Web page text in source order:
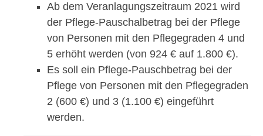
Ab dem Veranlagungszeitraum 2021 wird
der Pflege-Pauschalbetrag bei der Pflege
von Personen mit den Pflegegraden 4 und
5 erhöht werden (von 924 € auf 1.800 €).
Es soll ein Pflege-Pauschbetrag bei der
Pflege von Personen mit den Pflegegraden
2 (600 €) und 3 (1.100 €) eingeführt
werden.